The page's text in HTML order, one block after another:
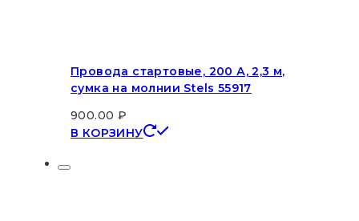
Провода стартовые, 200 А, 2,3 м,
сумка на молнии Stels 55917
900.00 ₽
В КОРЗИНУ